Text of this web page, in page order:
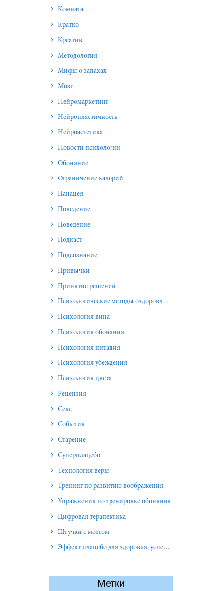
Комната
Кратко
Креатив
Методология
Мифы о запахах
Мозг
Нейромаркетинг
Нейропластичность
Нейроэстетика
Новости психологии
Обоняние
Ограничение калорий
Панацея
Поведение
Поведение
Подкаст
Подсознание
Привычки
Принятие решений
Психологические методы оздоровления и омоложения
Психология вина
Психология обоняния
Психология питания
Психология убеждения
Психология цвета
Рецензия
Секс
События
Старение
Суперплацебо
Технология веры
Тренинг по развитию воображения
Упражнения по тренировке обоняния
Цифровая терапевтика
Штучки с мозгом
Эффект плацебо для здоровья, успеха и отношений
Метки